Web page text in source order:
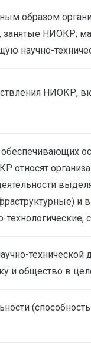
образом
НИОКР;
научно-
НИОКР,
обеспечивающих
относят
и
технической
и общество в